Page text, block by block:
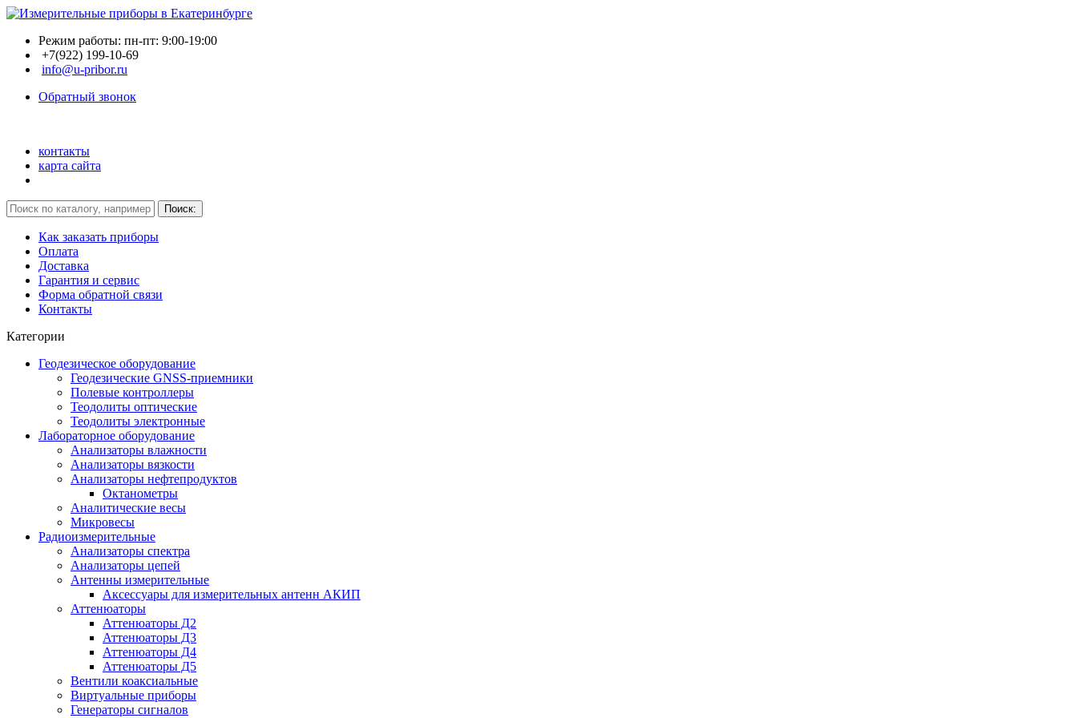
Режим работы: пн-пт: 9:00-19:00
+7(922) 199-10-69
info@u-pribor.ru
Обратный звонок
контакты
карта сайта
Как заказать приборы
Оплата
Доставка
Гарантия и сервис
Форма обратной связи
Контакты
Категории
Геодезическое оборудование
Геодезические GNSS-приемники
Полевые контроллеры
Теодолиты оптические
Теодолиты электронные
Лабораторное оборудование
Анализаторы влажности
Анализаторы вязкости
Анализаторы нефтепродуктов
Октанометры
Аналитические весы
Микровесы
Радиоизмерительные
Анализаторы спектра
Анализаторы цепей
Антенны измерительные
Аксессуары для измерительных антенн АКИП
Аттенюаторы
Аттенюаторы Д2
Аттенюаторы Д3
Аттенюаторы Д4
Аттенюаторы Д5
Вентили коаксиальные
Виртуальные приборы
Генераторы сигналов